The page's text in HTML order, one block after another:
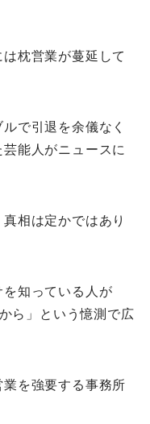
枕営業が蔓延して
で引退を余儀なく
能人がニュースに
相は定かではあり
知っている人が
ら」という憶測で広
を強要する事務所